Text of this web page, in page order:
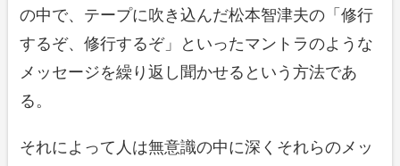
の中で、テープに吹き込んだ松本智津夫の「修行
するぞ、修行するぞ」といったマントラのような
メッセージを繰り返し聞かせるという方法であ
る。
それによって人は無意識の中に深くそれらのメッ